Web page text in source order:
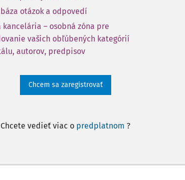
otázok a odpovedí
kancelária – osobná zóna pre
vašich obľúbených kategórií
autorov, predpisov
Chcem sa zaregistrovať
Chcete vedieť viac o predplatnom ?